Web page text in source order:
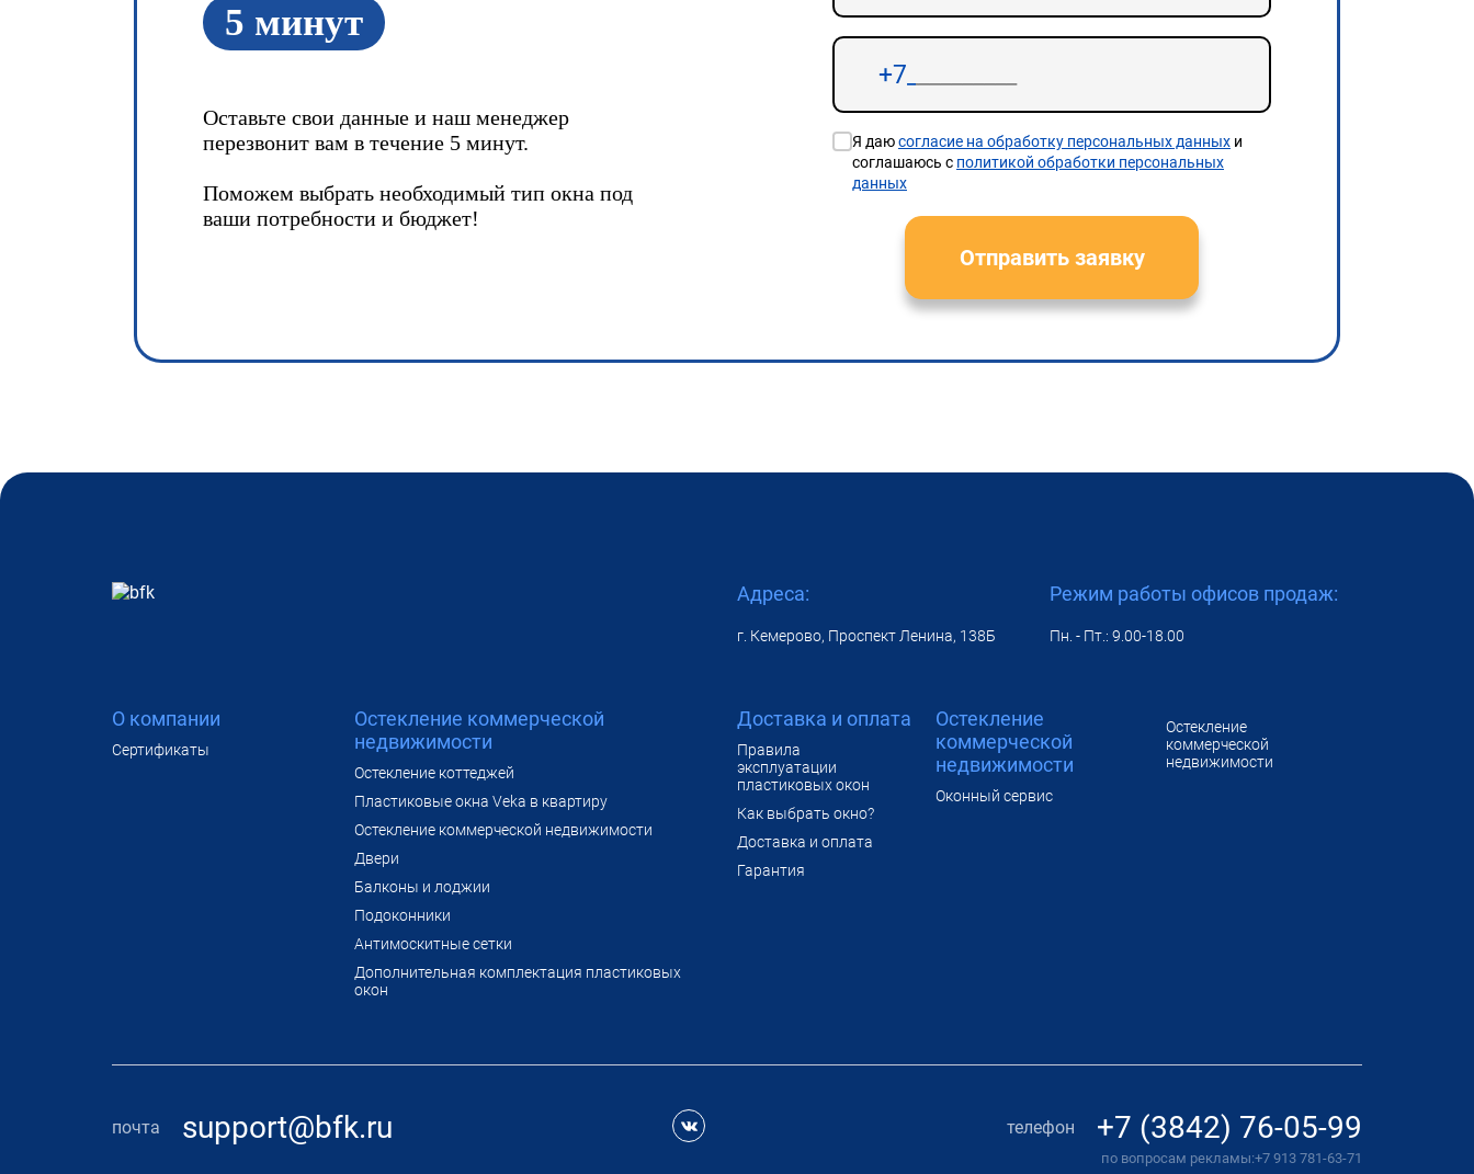
5 минут
Оставьте свои данные и наш менеджер
перезвонит вам в течение 5 минут.
Поможем выбрать необходимый тип окна под
ваши потребности и бюджет!
Я даюсогласие на обработку персональных данных и
соглашаюсь с политикой обработки персональных
данных
Отправить заявку
Адреса:
г. Кемерово, Проспект Ленина, 138Б
Режим работы офисов продаж:
Пн. - Пт.: 9.00-18.00
О компании
Сертификаты
Остекление коммерческой
недвижимости
Остекление коттеджей
Пластиковые окна Veka в квартиру
Остекление коммерческой недвижимости
Двери
Балконы и лоджии
Подоконники
Антимоскитные сетки
Дополнительная комплектация пластиковых
окон
Доставка и оплата
Правила
эксплуатации
пластиковых окон
Как выбрать окно?
Доставка и оплата
Гарантия
Остекление
коммерческой
недвижимости
Оконный сервис
Остекление
коммерческой
недвижимости
почта support@bfk.ru телефон +7 (3842) 76-05-99
по вопросам рекламы:+7 913 781-63-71